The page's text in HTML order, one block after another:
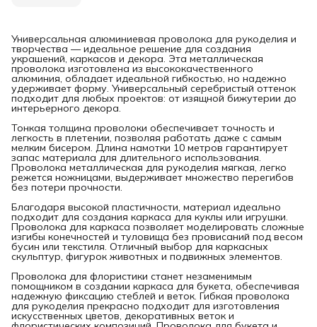
Универсальная алюминиевая проволока для рукоделия и
творчества — идеальное решение для создания
украшений, каркасов и декора. Эта металлическая
проволока изготовлена из высококачественного
алюминия, обладает идеальной гибкостью, но надежно
удерживает форму. Универсальный серебристый оттенок
подходит для любых проектов: от изящной бижутерии до
интерьерного декора.
Тонкая толщина проволоки обеспечивает точность и
легкость в плетении, позволяя работать даже с самым
мелким бисером. Длина намотки 10 метров гарантирует
запас материала для длительного использования.
Проволока металлическая для рукоделия мягкая, легко
режется ножницами, выдерживает множество перегибов
без потери прочности.
Благодаря высокой пластичности, материал идеально
подходит для создания каркаса для куклы или игрушки.
Проволока для каркаса позволяет моделировать сложные
изгибы конечностей и туловища без провисаний под весом
бусин или текстиля. Отличный выбор для каркасных
скульптур, фигурок животных и подвижных элементов.
Проволока для флористики станет незаменимым
помощником в создании каркаса для букета, обеспечивая
надежную фиксацию стеблей и веток. Гибкая проволока
для рукоделия прекрасно подходит для изготовления
искусственных цветов, декоративных веток и